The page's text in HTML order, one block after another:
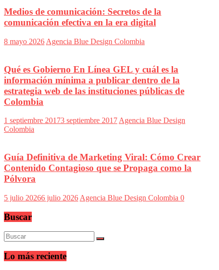
Medios de comunicación: Secretos de la
comunicación efectiva en la era digital
8 mayo 2026 Agencia Blue Design Colombia
Qué es Gobierno En Línea GEL y cuál es la
información mínima a publicar dentro de la
estrategia web de las instituciones públicas de
Colombia
1 septiembre 20173 septiembre 2017 Agencia Blue Design
Colombia
Guía Definitiva de Marketing Viral: Cómo Crear
Contenido Contagioso que se Propaga como la
Pólvora
5 julio 20266 julio 2026 Agencia Blue Design Colombia 0
Buscar
Lo más reciente